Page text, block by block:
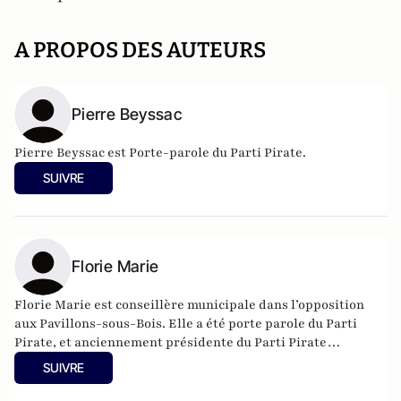
A PROPOS DES AUTEURS
Pierre Beyssac
Pierre Beyssac est Porte-parole duParti Pirate.
SUIVRE
Florie Marie
Florie Marie est conseillère municipale dans l’opposition
aux Pavillons-sous-Bois. Elle a été porte parole du Parti
Pirate, et anciennement présidente du Parti Pirate
International. Florie Marie est spécialisée dans les libertés
individuelles et la démocratie.
SUIVRE